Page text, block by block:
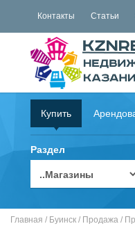
Контакты Статьи
Купить
Раздел
Главная / Буинск / Продажа /